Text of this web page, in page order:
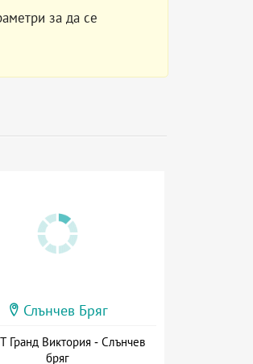
за да се
Слънчев Бряг
Гранд Виктория - Слънчев
бряг